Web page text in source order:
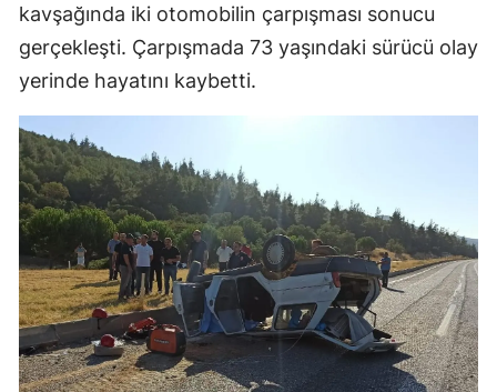
kavşağında iki otomobilin çarpışması sonucu
gerçekleşti. Çarpışmada 73 yaşındaki sürücü olay
yerinde hayatını kaybetti.